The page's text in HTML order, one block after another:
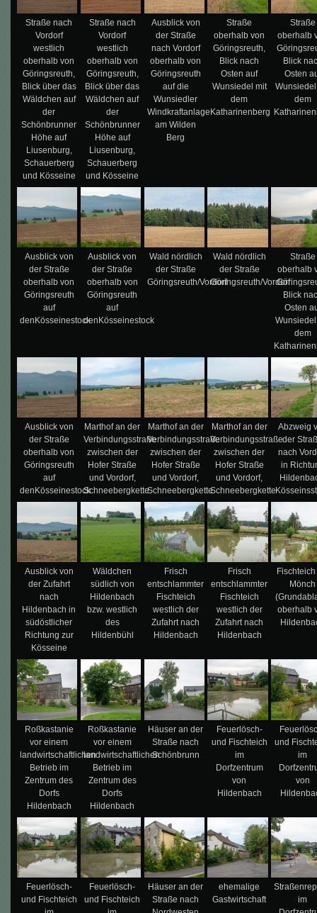
Straße nach
Vordorf
westlich
oberhalb von
Göringsreuth,
Blick über das
Wäldchen auf
der
Schönbrunner
Höhe auf
Liusenburg,
Schauerberg
und Kösseine
Straße nach
Vordorf
westlich
oberhalb von
Göringsreuth,
Blick über das
Wäldchen auf
der
Schönbrunner
Höhe auf
Liusenburg,
Schauerberg
und Kösseine
Ausblick von
der Straße
nach Vordorf
oberhalb von
Göringsreuth
auf die
Wunsiedler
Windkraftanlage
am Wilden
Berg
Straße
oberhalb von
Göringsreuth,
Blick nach
Osten auf
Wunsiedel mit
dem
Katharinenberg
Straße
oberhalb
Blick
Osten
dem
Ausblick von
der Straße
oberhalb von
Göringsreuth
auf
denKösseinestock
Ausblick von
der Straße
oberhalb von
Göringsreuth
auf
denKösseinestock
Wald nördlich
der Straße
Göringsreuth/Vordorf
Wald nördlich
der Straße
Göringsreuth/Vordorf
Straße
oberhalb
Blick
Osten
dem
Ausblick von
der Straße
oberhalb von
Göringsreuth
auf
denKösseinestock
Marthof an der
Verbindungsstraße
zwischen der
Hofer Straße
und Vordorf,
Schneebergkette
Marthof an der
Verbindungsstraße
zwischen der
Hofer Straße
und Vordorf,
Schneebergkette
Marthof an der
Verbindungsstraße
zwischen der
Hofer Straße
und Vordorf,
Schneebergkette
Abzweig
der
nach
in
Ausblick von
der Zufahrt
nach
Hildenbach in
südöstlicher
Richtung zur
Kösseine
Wäldchen
südlich von
Hildenbach
bzw. westlich
des
Hildenbühl
Frisch
entschlammter
Fischteich
westlich der
Zufahrt nach
Hildenbach
Frisch
entschlammter
Fischteich
westlich der
Zufahrt nach
Hildenbach
Mönch
oberhalb
Roßkastanie
vor einem
landwirtschaftlichen
Betrieb im
Zentrum des
Dorfs
Hildenbach
Roßkastanie
vor einem
landwirtschaftlichen
Betrieb im
Zentrum des
Dorfs
Hildenbach
Häuser an der
Straße nach
Schönbrunn
Feuerlösch-
und Fischteich
im
Dorfzentrum
von
Hildenbach
und
im
von
Feuerlösch-
und Fischteich
Feuerlösch-
und Fischteich
Häuser an der
Straße nach
ehemalige
Gastwirtschaft
im